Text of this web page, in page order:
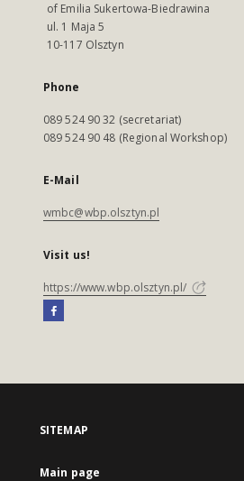
of Emilia Sukertowa-Biedrawina
ul. 1 Maja 5
10-117 Olsztyn
Phone
089 524 90 32 (secretariat)
089 524 90 48 (Regional Workshop)
E-Mail
wmbc@wbp.olsztyn.pl
Visit us!
https://www.wbp.olsztyn.pl/
SITEMAP
Main page